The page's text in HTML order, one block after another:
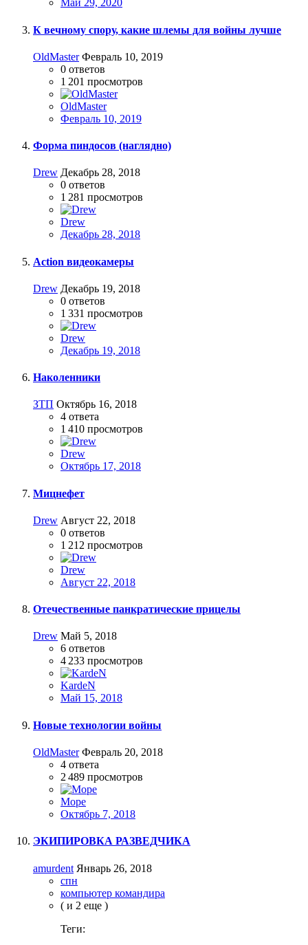
Май 29, 2020
К вечному спору, какие шлемы для войны лучше
OldMaster Февраль 10, 2019
0 ответов
1 201 просмотров
OldMaster
Февраль 10, 2019
Форма пиндосов (наглядно)
Drew Декабрь 28, 2018
0 ответов
1 281 просмотров
Drew
Декабрь 28, 2018
Action видеокамеры
Drew Декабрь 19, 2018
0 ответов
1 331 просмотров
Drew
Декабрь 19, 2018
Наколенники
ЗТП Октябрь 16, 2018
4 ответа
1 410 просмотров
Drew
Октябрь 17, 2018
Мицнефет
Drew Август 22, 2018
0 ответов
1 212 просмотров
Drew
Август 22, 2018
Отечественные панкратические прицелы
Drew Май 5, 2018
6 ответов
4 233 просмотров
KardeN
Май 15, 2018
Новые технологии войны
OldMaster Февраль 20, 2018
4 ответа
2 489 просмотров
Море
Октябрь 7, 2018
ЭКИПИРОВКА РАЗВЕДЧИКА
amurdent Январь 26, 2018
спн
компьютер командира
( и 2 еще )
Теги: